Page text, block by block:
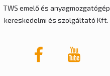
TWS emelő és anyagmozgatógép
kereskedelmi és szolgáltató Kft.